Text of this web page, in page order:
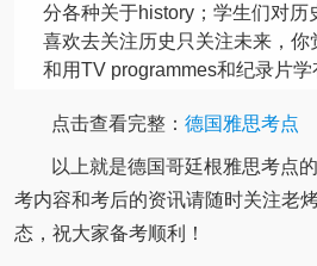
分各种关于history；学生们对历
喜欢去关注历史只关注未来，你
和用TV programmes和纪录片学
点击查看完整： 德国雅思考点
以上就是德国哥廷根雅思考点
考内容和考后的资讯请随时关注老
态，祝大家备考顺利！